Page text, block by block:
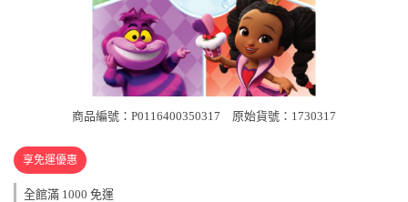
商品編號：P0116400350317 原始貨號：1730317
享免運優惠
全館滿 1000 免運